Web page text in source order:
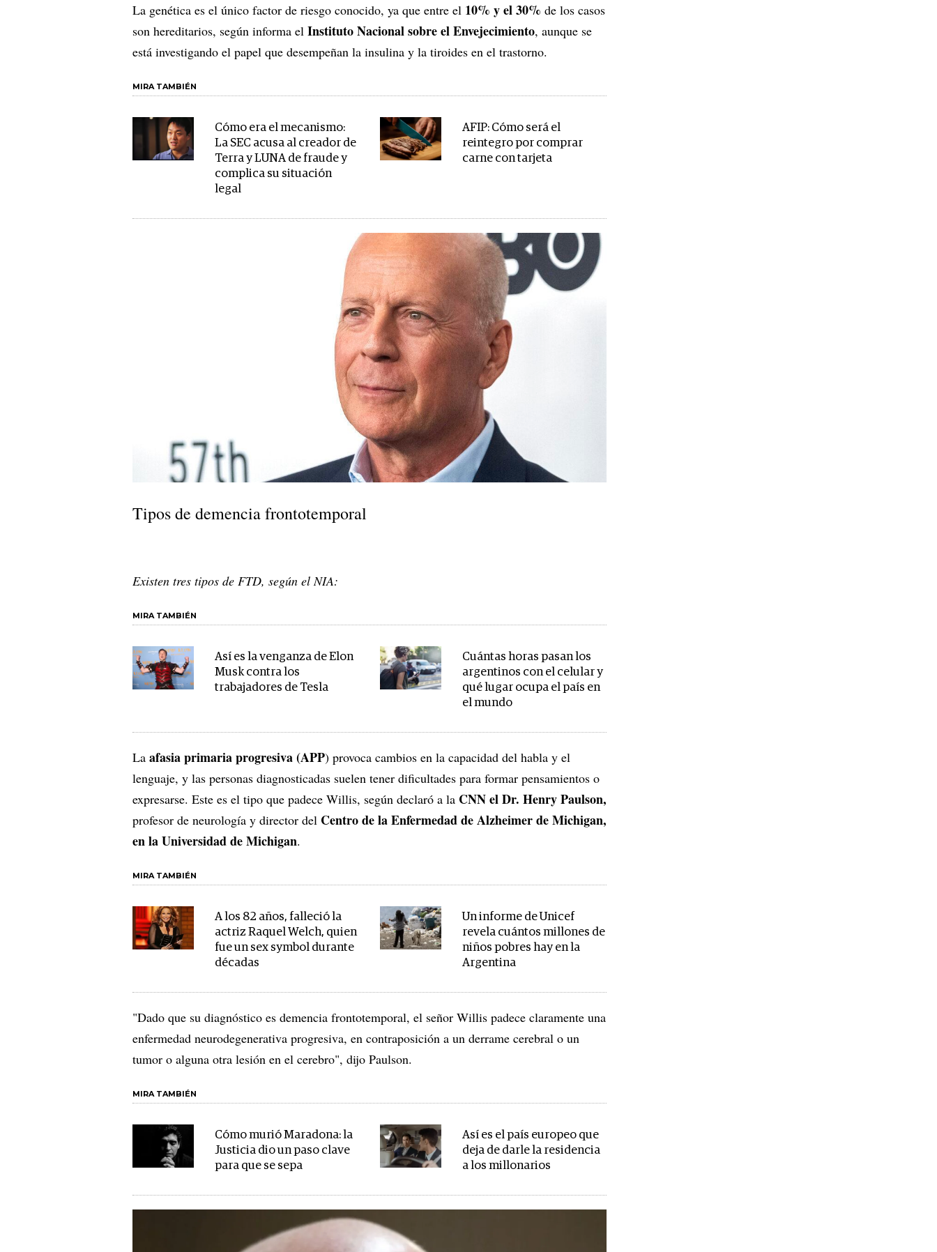
La genética es el único factor de riesgo conocido, ya que entre el 10% y el 30% de los casos
son hereditarios, según informa el Instituto Nacional sobre el Envejecimiento, aunque se
está investigando el papel que desempeñan la insulina y la tiroides en el trastorno.
MIRA TAMBIÉN
Cómo era el mecanismo:
La SEC acusa al creador de
Terra y LUNA de fraude y
complica su situación
legal
AFIP: Cómo será el
reintegro por comprar
carne con tarjeta
Tipos de demencia frontotemporal
Existen tres tipos de FTD, según el NIA:
MIRA TAMBIÉN
Así es la venganza de Elon
Musk contra los
trabajadores de Tesla
Cuántas horas pasan los
argentinos con el celular y
qué lugar ocupa el país en
el mundo
La afasia primaria progresiva (APP) provoca cambios en la capacidad del habla y el
lenguaje, y las personas diagnosticadas suelen tener dificultades para formar pensamientos o
expresarse. Este es el tipo que padece Willis, según declaró a la CNN el Dr. Henry Paulson,
profesor de neurología y director del Centro de la Enfermedad de Alzheimer de Michigan,
en la Universidad de Michigan.
MIRA TAMBIÉN
A los 82 años, falleció la
actriz Raquel Welch, quien
fue un sex symbol durante
décadas
Un informe de Unicef
revela cuántos millones de
niños pobres hay en la
Argentina
"Dado que su diagnóstico es demencia frontotemporal, el señor Willis padece claramente una
enfermedad neurodegenerativa progresiva, en contraposición a un derrame cerebral o un
tumor o alguna otra lesión en el cerebro", dijo Paulson.
MIRA TAMBIÉN
Cómo murió Maradona: la
Justicia dio un paso clave
para que se sepa
Así es el país europeo que
deja de darle la residencia
a los millonarios